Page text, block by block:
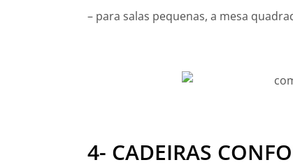
– para salas pequenas, a mesa
4- CADEIRAS